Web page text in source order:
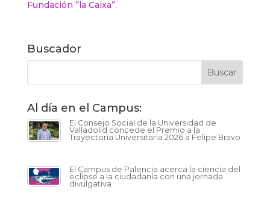
Fundación ”la Caixa”.
Buscador
Al día en el Campus:
El Consejo Social de la Universidad de
Valladolid concede el Premio a la
Trayectoria Universitaria 2026 a Felipe Bravo
El Campus de Palencia acerca la ciencia del
eclipse a la ciudadanía con una jornada
divulgativa